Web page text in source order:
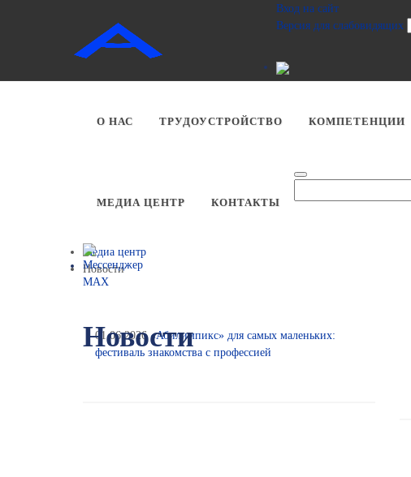
Вход на сайт
Версия для слабовидящих
О НАС ТРУДОУСТРОЙСТВО КОМПЕТЕНЦИИ
МЕДИА ЦЕНТР КОНТАКТЫ
Новости
Медиа центр
Новости
01.06.2026 «Абилимпикс» для самых маленьких:
фестиваль знакомства с профессией